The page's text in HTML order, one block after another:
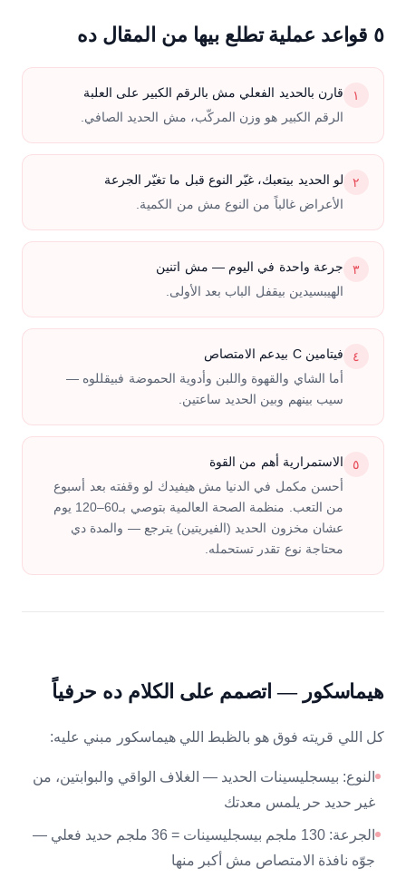
٥ قواعد عملية تطلع بيها من المقال ده
١
قارن بالحديد الفعلي مش بالرقم الكبير على العلبة
الرقم الكبير هو وزن المركّب، مش الحديد الصافي.
٢
لو الحديد بيتعبك، غيّر النوع قبل ما تغيّر الجرعة
الأعراض غالباً من النوع مش من الكمية.
٣
جرعة واحدة في اليوم — مش اتنين
الهيبسيدين بيقفل الباب بعد الأولى.
٤
فيتامين C بيدعم الامتصاص
أما الشاي والقهوة واللبن وأدوية الحموضة فبيقللوه —
سيب بينهم وبين الحديد ساعتين.
٥
الاستمرارية أهم من القوة
أحسن مكمل في الدنيا مش هيفيدك لو وقفته بعد أسبوع
من التعب. منظمة الصحة العالمية بتوصي بـ60–120 يوم
عشان مخزون الحديد (الفيريتين) يترجع — والمدة دي
محتاجة نوع تقدر تستحمله.
هيماسكور — اتصمم على الكلام ده حرفياً
كل اللي قريته فوق هو بالظبط اللي هيماسكور مبني عليه:
النوع: بيسجليسينات الحديد — الغلاف الواقي والبوابتين، من
غير حديد حر يلمس معدتك
الجرعة: 130 ملجم بيسجليسينات = 36 ملجم حديد فعلي —
جوّه نافذة الامتصاص مش أكبر منها